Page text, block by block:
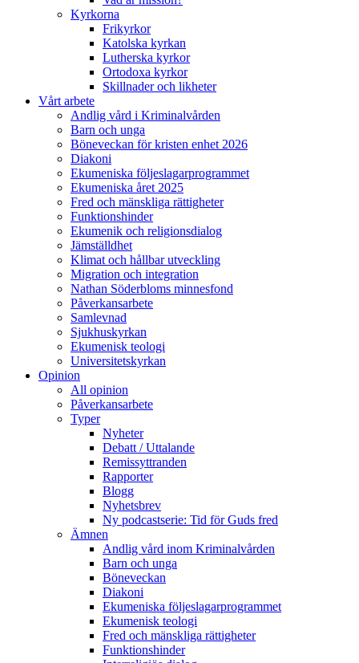
Kyrkorna
Frikyrkor
Katolska kyrkan
Lutherska kyrkor
Ortodoxa kyrkor
Skillnader och likheter
Vårt arbete
Andlig vård i Kriminalvården
Barn och unga
Böneveckan för kristen enhet 2026
Diakoni
Ekumeniska följeslagarprogrammet
Ekumeniska året 2025
Fred och mänskliga rättigheter
Funktionshinder
Ekumenik och religionsdialog
Jämställdhet
Klimat och hållbar utveckling
Migration och integration
Nathan Söderbloms minnesfond
Påverkansarbete
Samlevnad
Sjukhuskyrkan
Ekumenisk teologi
Universitetskyrkan
Opinion
All opinion
Påverkansarbete
Typer
Nyheter
Debatt / Uttalande
Remissyttranden
Rapporter
Blogg
Nyhetsbrev
Ny podcastserie: Tid för Guds fred
Ämnen
Andlig vård inom Kriminalvården
Barn och unga
Böneveckan
Diakoni
Ekumeniska följeslagarprogrammet
Ekumenisk teologi
Fred och mänskliga rättigheter
Funktionshinder